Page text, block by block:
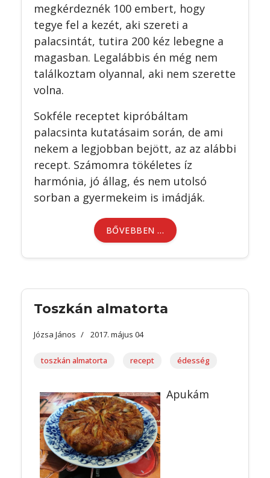
megkérdeznék 100 embert, hogy
tegye fel a kezét, aki szereti a
palacsintát, tutira 200 kéz lebegne a
magasban. Legalábbis én még nem
találkoztam olyannal, aki nem szerette
volna.
Sokféle receptet kipróbáltam
palacsinta kutatásaim során, de ami
nekem a legjobban bejött, az az alábbi
recept. Számomra tökéletes íz
harmónia, jó állag, és nem utolsó
sorban a gyermekeim is imádják.
BŐVEBBEN …
Toszkán almatorta
Józsa János 2017. május 04
toszkán almatorta recept édesség
Apukám